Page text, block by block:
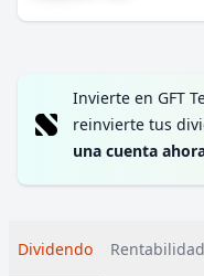
Invierte en GFT
reinvierte tus
una cuenta
Dividendo